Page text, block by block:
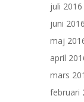
juli 2016
juni 2016
maj
april
mars
februari